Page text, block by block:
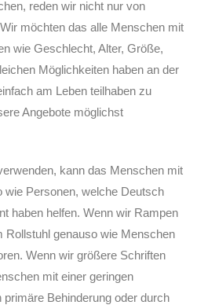
reden wir nicht nur von
möchten das alle Menschen mit
wie Geschlecht, Alter, Größe,
Möglichkeiten haben an der
am Leben teilhaben zu
Angebote möglichst
kann das Menschen mit
wie Personen, welche Deutsch
haben helfen. Wenn wir Rampen
Rollstuhl genauso wie Menschen
Wenn wir größere Schriften
mit einer geringen
Behinderung oder durch